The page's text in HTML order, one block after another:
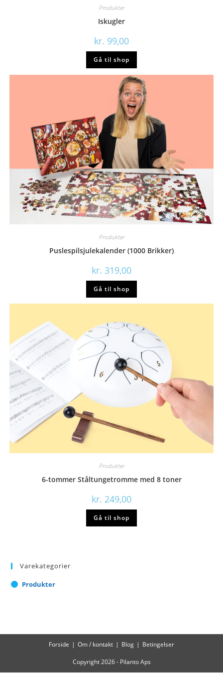
Produkter
Iskugler
kr. 99,00
Gå til shop
Produkter
Puslespilsjulekalender (1000 Brikker)
kr. 319,00
Gå til shop
Produkter
6-tommer Ståltungetromme med 8 toner
kr. 249,00
Gå til shop
Varekategorier
Produkter
Forside Om / kontakt Blog Betingelser
Copyright 2026 - Pilanto Aps